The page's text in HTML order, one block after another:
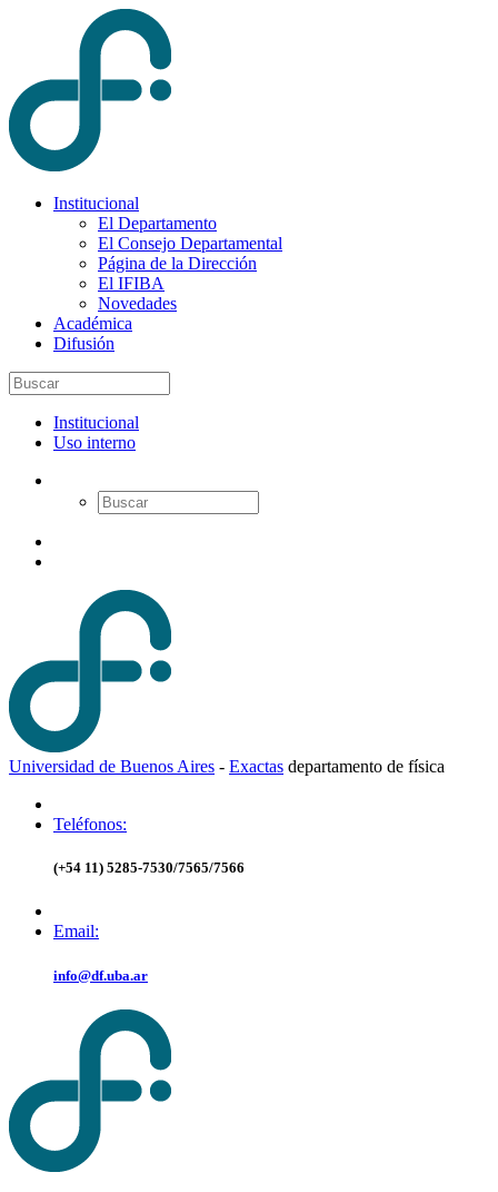
Institucional
El Departamento
El Consejo Departamental
Página de la Dirección
El IFIBA
Novedades
Académica
Difusión
Institucional
Uso interno
Universidad de Buenos Aires - Exactas departamento de física
Teléfonos:
(+54 11) 5285-7530/7565/7566
Email:
info@df.uba.ar